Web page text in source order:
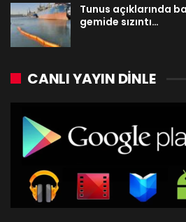
Tunus açıklarında
gemide sızıntı…
CANLI YAYIN DINLE